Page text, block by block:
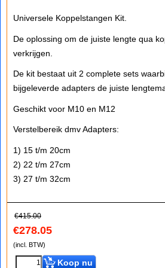
Universele Koppelstangen Kit.
De oplossing om de juiste lengte qua
verkrijgen.
De kit bestaat uit 2 complete sets
bijgeleverde adapters de juiste
Geschikt voor M10 en M12
Verstelbereik dmv Adapters:
1) 15 t/m 20cm
2) 22 t/m 27cm
3) 27 t/m 32cm
€415.00
€278.05
(incl. BTW)
Koop nu